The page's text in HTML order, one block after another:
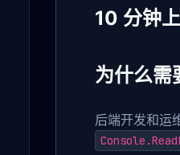
10 分钟
为什么需
后端开发和运